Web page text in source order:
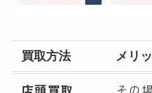
買取方法 メリ